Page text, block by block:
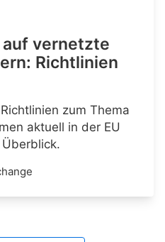
vernetzte
Richtlinien
zum Thema
aktuell in der EU